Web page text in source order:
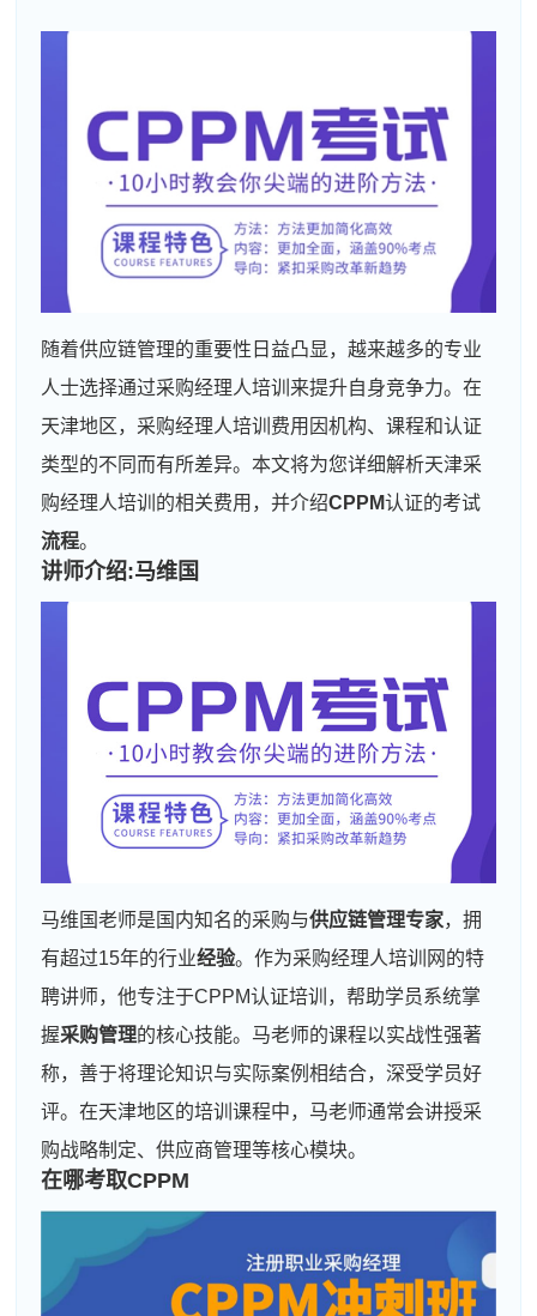
随着供应链管理的重要性日益凸显，越来越多的专业
人士选择通过采购经理人培训来提升自身竞争力。在
天津地区，采购经理人培训费用因机构、课程和认证
类型的不同而有所差异。本文将为您详细解析天津采
购经理人培训的相关费用，并介绍CPPM认证的考试
流程。
讲师介绍:马维国
马维国老师是国内知名的采购与供应链管理专家，拥
有超过15年的行业经验。作为采购经理人培训网的特
聘讲师，他专注于CPPM认证培训，帮助学员系统掌
握采购管理的核心技能。马老师的课程以实战性强著
称，善于将理论知识与实际案例相结合，深受学员好
评。在天津地区的培训课程中，马老师通常会讲授采
购战略制定、供应商管理等核心模块。
在哪考取CPPM